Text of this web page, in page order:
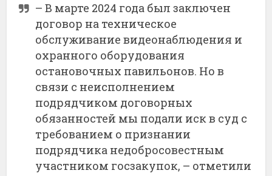
– В марте 2024 года был заключен
договор на техническое
обслуживание видеонаблюдения и
охранного оборудования
остановочных павильонов. Но в
связи с неисполнением
подрядчиком договорных
обязанностей мы подали иск в суд с
требованием о признании
подрядчика недобросовестным
участником госзакупок, – отметили